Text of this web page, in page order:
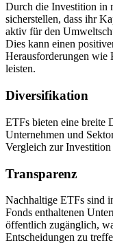
Durch die Investition in
sicherstellen, dass ihr
aktiv für den
Dies kann einen
Herausforderungen wie
leisten.
Diversifikation
ETFs bieten eine breite
Unternehmen und
Vergleich zur
Transparenz
Nachhaltige ETFs sind
Fonds enthaltenen
öffentlich zugänglich,
Entscheidungen zu